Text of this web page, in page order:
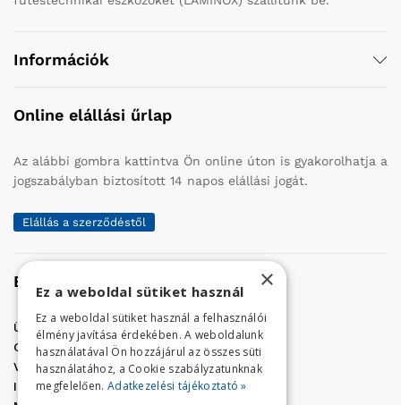
Információk
Online elállási űrlap
Az alábbi gombra kattintva Ön online úton is gyakorolhatja a
jogszabályban biztosított 14 napos elállási jogát.
Elállás a szerződéstől
Elérhetőség
Üzletünk címe:
Szolnok, Vércse út 17.
Golf Center Áruház:06 (56) 423-324
VÁR-Kert Áruház: 06 (56) 429-771
Iroda:06 (56) 421-857
×
Ez a weboldal sütiket használ
Ez a weboldal sütiket használ a felhasználói
élmény javítása érdekében. A weboldalunk
használatával Ön hozzájárul az összes süti
használatához, a Cookie szabályzatunknak
megfelelően. Adatkezelési tájékoztató »